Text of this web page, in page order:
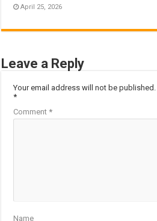
April 25, 2026
Leave a Reply
Your email address will not be published.
*
Comment*
Name